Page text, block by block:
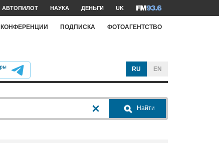
АВТОПИЛОТ НАУКА ДЕНЬГИ UK
КОНФЕРЕНЦИИ ПОДПИСКА ФОТОАГЕНТСТВО
RU EN
Найти